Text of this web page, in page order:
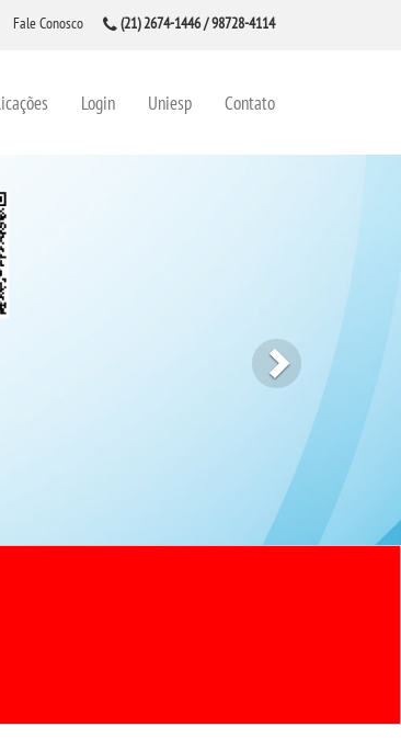
Fale Conosco (21) 2674-1446 / 98728-4114
Login Uniesp Contato